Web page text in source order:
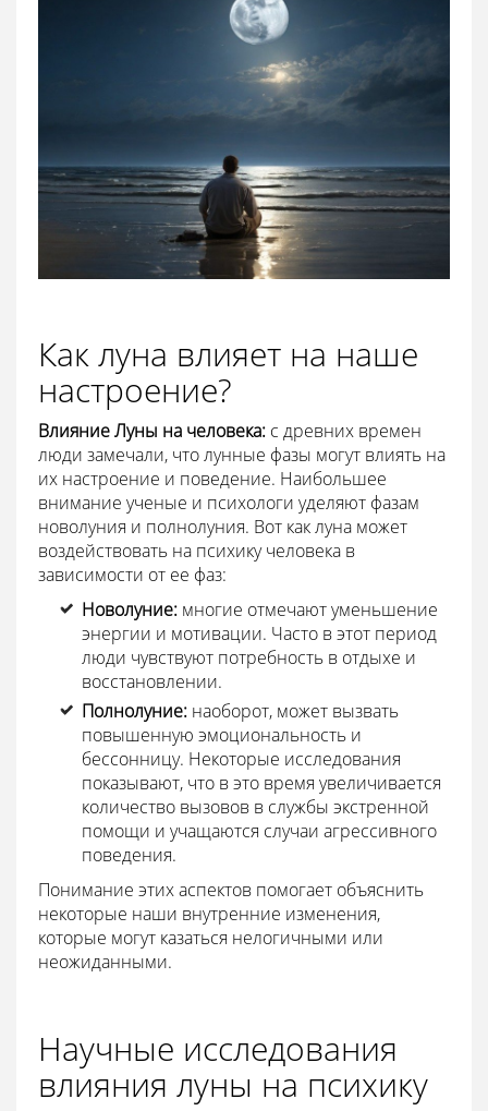
Как луна влияет на наше
настроение?
Влияние Луны на человека: с древних времен
люди замечали, что лунные фазы могут влиять на
их настроение и поведение. Наибольшее
внимание ученые и психологи уделяют фазам
новолуния и полнолуния. Вот как луна может
воздействовать на психику человека в
зависимости от ее фаз:
Новолуние: многие отмечают уменьшение
энергии и мотивации. Часто в этот период
люди чувствуют потребность в отдыхе и
восстановлении.
Полнолуние: наоборот, может вызвать
повышенную эмоциональность и
бессонницу. Некоторые исследования
показывают, что в это время увеличивается
количество вызовов в службы экстренной
помощи и учащаются случаи агрессивного
поведения.
Понимание этих аспектов помогает объяснить
некоторые наши внутренние изменения,
которые могут казаться нелогичными или
неожиданными.
Научные исследования
влияния луны на психику